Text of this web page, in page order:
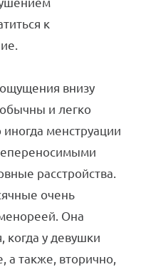
к
внизу
и легко
менструации
расстройства.
очень
Она
когда у девушки
а также, вторично,